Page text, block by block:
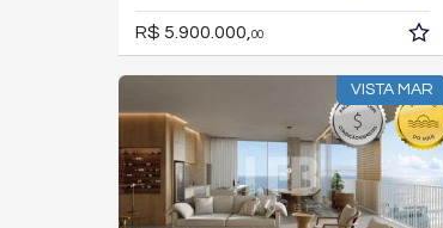
R$ 5.900.000, 00
VISTA MAR